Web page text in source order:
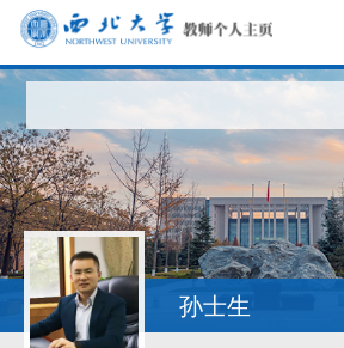
论文发表
软件开发
获奖信息 孙士生